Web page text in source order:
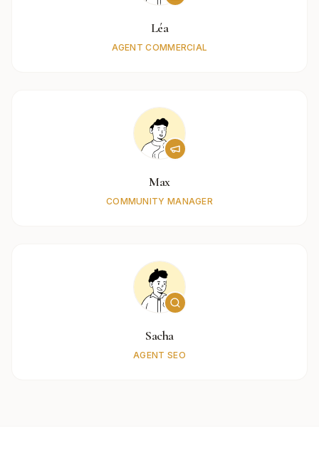
Léa
AGENT COMMERCIAL
Max
COMMUNITY MANAGER
Sacha
AGENT SEO